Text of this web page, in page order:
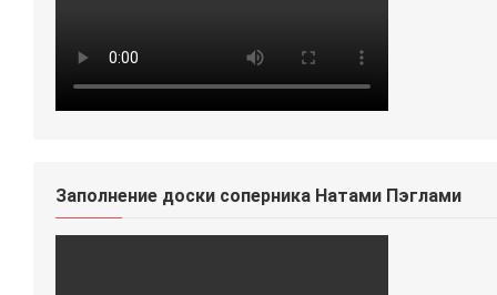
Заполнение доски соперника Натами Пэглами